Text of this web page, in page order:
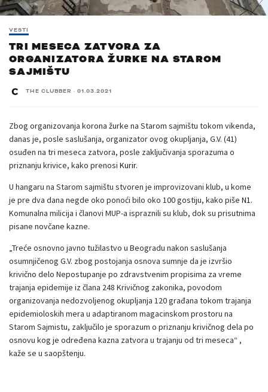
VESTI
TRI MESECA ZATVORA ZA
ORGANIZATORA ŽURKE NA STAROM
SAJMIŠTU
THE CLUBBER · 01.03.2021
Zbog organizovanja korona žurke na Starom sajmištu tokom vikenda,
danas je, posle saslušanja, organizator ovog okupljanja, G.V. (41)
osuđen na tri meseca zatvora, posle zaključivanja sporazuma o
priznanju krivice, kako prenosi Kurir.
U hangaru na Starom sajmištu stvoren je improvizovani klub, u kome
je pre dva dana negde oko ponoći bilo oko 100 gostiju, kako piše N1.
Komunalna milicija i članovi MUP-a ispraznili su klub, dok su prisutnima
pisane novčane kazne.
„Treće osnovno javno tužilastvo u Beogradu nakon saslušanja
osumnjičenog G.V. zbog postojanja osnova sumnje da je izvršio
krivično delo Nepostupanje po zdravstvenim propisima za vreme
trajanja epidemije iz člana 248 Krivičnog zakonika, povodom
organizovanja nedozvoljenog okupljanja 120 građana tokom trajanja
epidemioloskih mera u adaptiranom magacinskom prostoru na
Starom Sajmistu, zaključilo je sporazum o priznanju krivičnog dela po
osnovu kog je određena kazna zatvora u trajanju od tri meseca“ ,
kaže se u saopštenju.